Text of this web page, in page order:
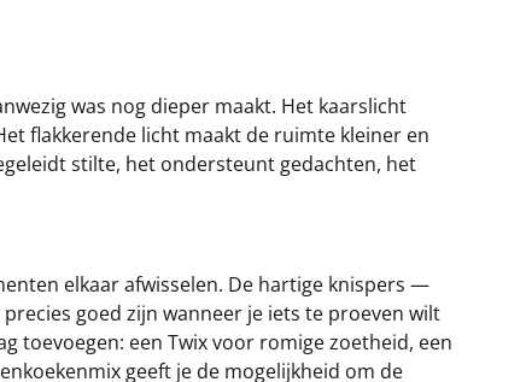
was nog dieper maakt. Het kaarslicht
flakkerende licht maakt de ruimte kleiner en
stilte, het ondersteunt gedachten, het
elkaar afwisselen. De hartige knispers —
goed zijn wanneer je iets te proeven wilt
toevoegen: een Twix voor romige zoetheid, een
geeft je de mogelijkheid om de